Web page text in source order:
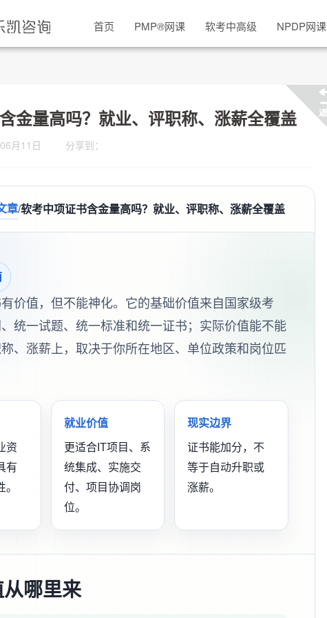
首页 PMP®网课 软考中高级 NPDP网课
金量高吗？就业、评职称、涨薪全覆盖
月11日 分享到：
章/软考中项证书含金量高吗？就业、评职称、涨薪全覆盖
价值，但不能神化。它的基础价值来自国家级考
统一试题、统一标准和统一证书；实际价值能不能
、涨薪上，取决于你所在地区、单位政策和岗位匹
资
有
就业价值
更适合IT项目、系
统集成、实施交
付、项目协调岗
位。
现实边界
证书能加分，不
等于自动升职或
涨薪。
哪里来